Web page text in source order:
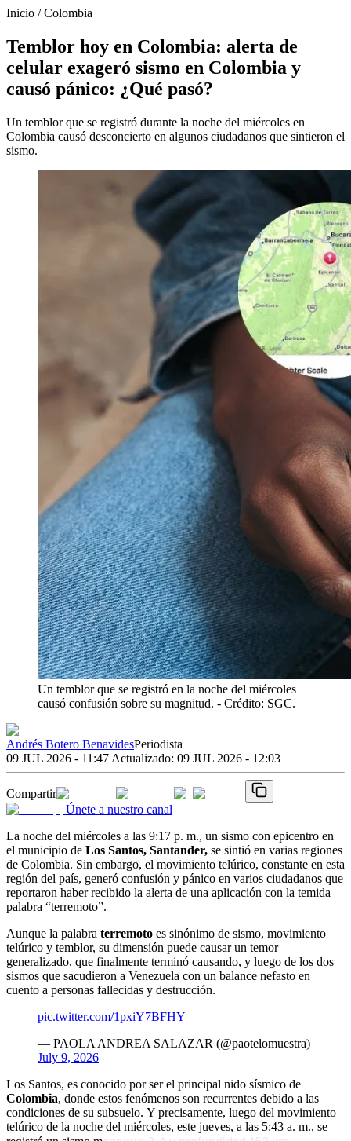
Inicio /Colombia
Temblor hoy en Colombia: alerta de
celular exageró sismo en Colombia y
causó pánico: ¿Qué pasó?
Un temblor que se registró durante la noche del miércoles en
Colombia causó desconcierto en algunos ciudadanos que sintieron el
sismo.
Un temblor que se registró en la noche del miércoles
causó confusión sobre su magnitud. - Crédito: SGC.
Andrés Botero BenavidesPeriodista
09 JUL 2026 - 11:47|Actualizado: 09 JUL 2026 - 12:03
Compartir
Únete a nuestro canal
La noche del miércoles a las 9:17 p. m., un sismo con epicentro en
el municipio de Los Santos, Santander, se sintió en varias regiones
de Colombia. Sin embargo, el movimiento telúrico, constante en esta
región del país, generó confusión y pánico en varios ciudadanos que
reportaron haber recibido la alerta de una aplicación con la temida
palabra “terremoto”.
Aunque la palabra terremoto es sinónimo de sismo, movimiento
telúrico y temblor, su dimensión puede causar un temor
generalizado, que finalmente terminó causando, y luego de los dos
sismos que sacudieron a Venezuela con un balance nefasto en
cuento a personas fallecidas y destrucción.
pic.twitter.com/1pxiY7BFHY
— PAOLA ANDREA SALAZAR (@paotelomuestra)
July 9, 2026
Los Santos, es conocido por ser el principal nido sísmico de
Colombia, donde estos fenómenos son recurrentes debido a las
condiciones de su subsuelo. Y precisamente, luego del movimiento
telúrico de la noche del miércoles, este jueves, a las 5:43 a. m., se